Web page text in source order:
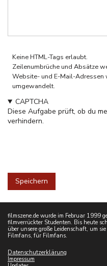
Keine HTML-Tags erlaubt.
Zeilenumbrüche und Absätze
Website- und E-Mail-Adressen
umgewandelt.
CAPTCHA
Diese Aufgabe prüft, ob du
verhindern.
filmszene.de wurde im Februar 1999
filmverrückter Studenten. Bis heute
über unsere große Leidenschaft, um
Filmfans, für Filmfans.
Datenschutzerklärung
Impressum